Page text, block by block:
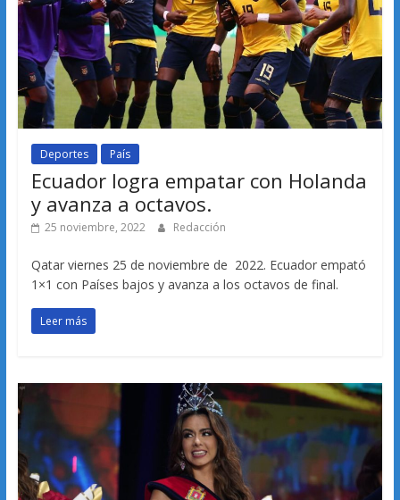
Deportes País
Ecuador logra empatar con Holanda
y avanza a octavos.
25 noviembre, 2022 Redacción
Qatar viernes 25 de noviembre de 2022. Ecuador empató
1×1 con Países bajos y avanza a los octavos de final.
Leer más